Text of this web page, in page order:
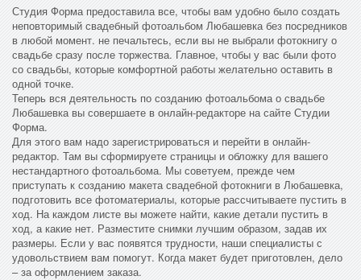
Студия Форма предоставила все, чтобы вам удобно было создать
неповторимый свадебный фотоальбом Любашевка без посредников
в любой момент. не печальтесь, если вы не выбрали фотокнигу о
свадьбе сразу после торжества. Главное, чтобы у вас были фото
со свадьбы, которые комфортной работы желательно оставить в
одной точке.
Теперь вся деятельность по созданию фотоальбома о свадьбе
Любашевка вы совершаете в онлайн-редакторе на сайте Студии
Форма.
Для этого вам надо зарегистрироваться и перейти в онлайн-
редактор. Там вы сформируете страницы и обложку для вашего
нестандартного фотоальбома. Мы советуем, прежде чем
приступать к созданию макета свадебной фотокниги в Любашевка,
подготовить все фотоматериалы, которые рассчитываете пустить в
ход. На каждом листе вы можете найти, какие детали пустить в
ход, а какие нет. Разместите снимки лучшим образом, задав их
размеры. Если у вас появятся трудности, наши специалисты с
удовольствием вам помогут. Когда макет будет приготовлен, дело
– за оформлением заказа.